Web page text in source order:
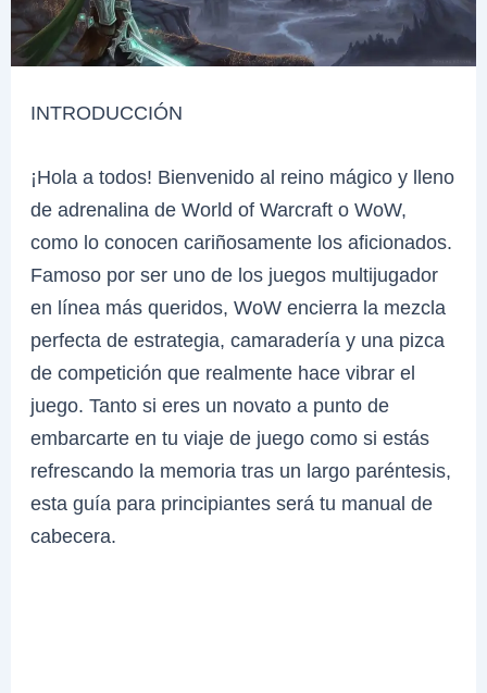
INTRODUCCIÓN
¡Hola a todos! Bienvenido al reino mágico y lleno
de adrenalina de World of Warcraft o WoW,
como lo conocen cariñosamente los aficionados.
Famoso por ser uno de los juegos multijugador
en línea más queridos, WoW encierra la mezcla
perfecta de estrategia, camaradería y una pizca
de competición que realmente hace vibrar el
juego. Tanto si eres un novato a punto de
embarcarte en tu viaje de juego como si estás
refrescando la memoria tras un largo paréntesis,
esta guía para principiantes será tu manual de
cabecera.